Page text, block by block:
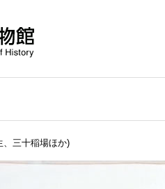
三十稲場ほか)